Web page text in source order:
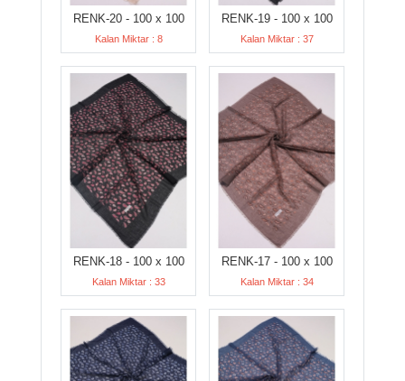
RENK-20 - 100 x 100
Kalan Miktar : 8
RENK-19 - 100 x 100
Kalan Miktar : 37
RENK-18 - 100 x 100
Kalan Miktar : 33
RENK-17 - 100 x 100
Kalan Miktar : 34